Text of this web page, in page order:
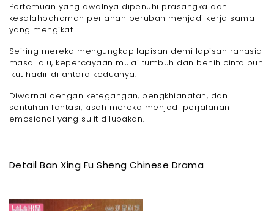
Pertemuan yang awalnya dipenuhi prasangka dan
kesalahpahaman perlahan berubah menjadi kerja sama
yang mengikat.
Seiring mereka mengungkap lapisan demi lapisan rahasia
masa lalu, kepercayaan mulai tumbuh dan benih cinta pun
ikut hadir di antara keduanya.
Diwarnai dengan ketegangan, pengkhianatan, dan
sentuhan fantasi, kisah mereka menjadi perjalanan
emosional yang sulit dilupakan.
Detail Ban Xing Fu Sheng Chinese Drama